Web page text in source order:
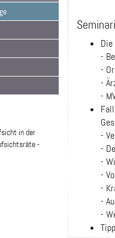
in der
-
-
-
-
-
-
-
-
-
-
-
-